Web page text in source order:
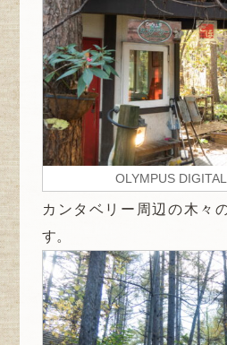
OLYMPUS
カンタベリー周辺の木々
す。